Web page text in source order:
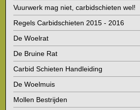
Vuurwerk mag niet, carbidschieten wel!
Regels Carbidschieten 2015 - 2016
De Woelrat
De Bruine Rat
Carbid Schieten Handleiding
De Woelmuis
Mollen Bestrijden